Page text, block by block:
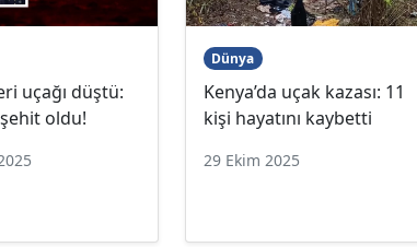
uçağı düştü:
oldu!
Dünya
Kenya’da uçak kazası: 11
kişi hayatını kaybetti
29 Ekim 2025